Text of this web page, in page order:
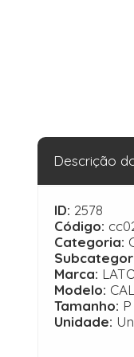
Descrição
ID: 2578
Código:
Categoria:
Marca:
Modelo:
Tamanho: P
Unidade: